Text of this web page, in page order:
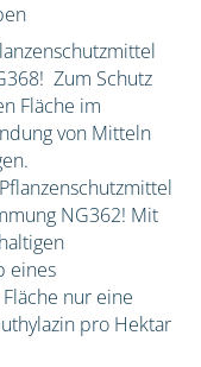
Zum Schutz
Fläche im
von Mitteln
NG362! Mit
eines
nur eine
pro Hektar